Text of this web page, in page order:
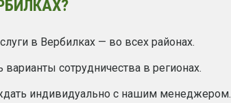
в Вербилках — во всех районах.
сотрудничества в регионах.
индивидуально с нашим менеджером.